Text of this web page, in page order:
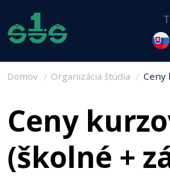
Domov Organizácia štúdia Ceny
Ceny
(školné +